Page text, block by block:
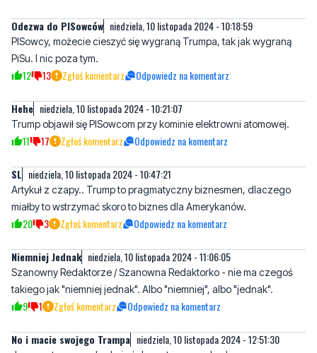
12 13 Zgłoś komentarz Odpowiedz na komentarz
Hehe niedziela, 10 listopada 2024 - 10:21:07
Trump objawił się PISowcom przy kominie elektrowni atomowej.
SL niedziela, 10 listopada 2024 - 10:47:21
Artykuł z czapy.. Trump to pragmatyczny biznesmen, dlaczego
20 3 Zgłoś komentarz Odpowiedz na komentarz
Niemniej Jednak niedziela, 10 listopada 2024 - 11:06:05
Szanowny Redaktorze / Szanowna Redaktorko - nie ma czegoś
9 1 Zgłoś komentarz Odpowiedz na komentarz
No i macie swojego Trampa niedziela, 10 listopada 2024 - 12:51:30
Jeszcze tego nam brakuje żeby wstrzymano budowę.